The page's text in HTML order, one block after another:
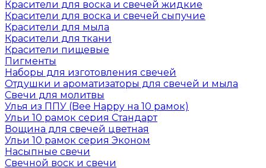
Красители для воска и свечей жидкие
Красители для воска и свечей сыпучие
Красители для мыла
Красители для ткани
Красители пищевые
Пигменты
Наборы для изготовления свечей
Отдушки и ароматизаторы для свечей и мыла
Свечи для молитвы
Улья из ППУ (Bee Happy на 10 рамок)
Ульи 10 рамок серия Стандарт
Вощина для свечей цветная
Ульи 10 рамок серия Эконом
Насыпные свечи
Свечной воск и свечи